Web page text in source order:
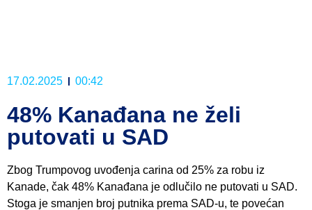
17.02.2025 00:42
48% Kanađana ne želi
putovati u SAD
Zbog Trumpovog uvođenja carina od 25% za robu iz
Kanade, čak 48% Kanađana je odlučilo ne putovati u SAD.
Stoga je smanjen broj putnika prema SAD-u, te povećan